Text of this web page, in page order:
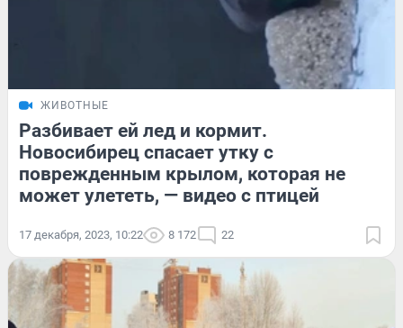
ЖИВОТНЫЕ
Разбивает ей лед и кормит.
Новосибирец спасает утку с
поврежденным крылом, которая не
может улететь, — видео с птицей
17 декабря, 2023, 10:22 8 172 22